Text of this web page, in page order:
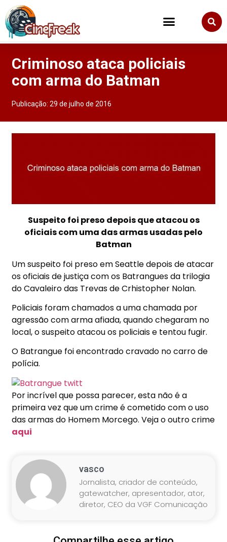
Criminoso ataca policiais
com arma do Batman
Publicação:29 de julho de 2016
Suspeito foi preso depois queatacou os
oficiais comuma das armasusadas pelo
Batman
Um suspeito foi preso em Seattle depois de atacar
os oficiais de justiça com os Batrangues da trilogia
do Cavaleiro das Trevas de Crhistopher Nolan.
Policiais foram chamadosa uma chamada por
agressão com arma afiada, quando chegaram no
local, o suspeito atacou os policiais e tentou fugir.
O Batrangue foi encontrado cravado no carro de
polícia.
Por incrível que possa parecer, esta não é a
primeira vez que um crime é cometido com o uso
das armas do Homem Morcego. Veja o outro crime
aqui
vasco
Jornalista, criador de conteúdo,
gatewatcher, apresentador, ator,
diretor, CEO da VGF Comunicação